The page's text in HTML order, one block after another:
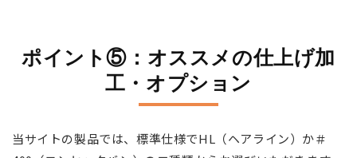
ポイント⑤：オススメの仕上げ加
工・オプション
当サイトの製品では、標準仕様でHL（ヘアライン）か＃